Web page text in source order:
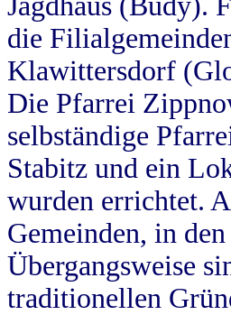
die
Klawittersdorf
Die Pfarrei
selbständige
Stabitz und ein
wurden errichtet.
Gemeinden, in
Übergangsweise
traditionellen